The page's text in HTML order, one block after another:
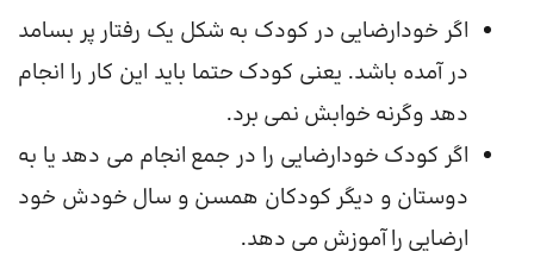
اگر خودارضایی در کودک به شکل یک رفتار پر بسامد
در آمده باشد. یعنی کودک حتما باید این کار را انجام
دهد وگرنه خوابش نمی برد.
اگر کودک خودارضایی را در جمع انجام می دهد یا به
دوستان و دیگر کودکان همسن و سال خودش خود
ارضایی را آموزش می دهد.